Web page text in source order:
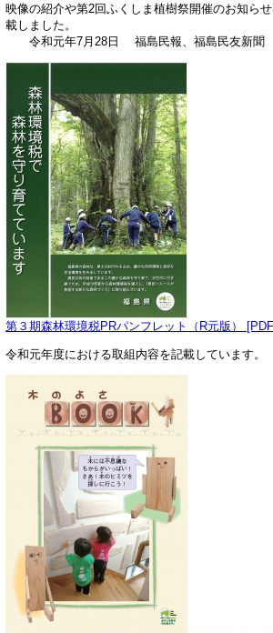
映像の紹介や第2回ふくしま植樹祭開催のお知ら
載しました。
令和元年7月28日 福島民報、福島民友新聞
第３期森林環境税PRパンフレット（R元版）
令和元年度における取組内容を記載しています。